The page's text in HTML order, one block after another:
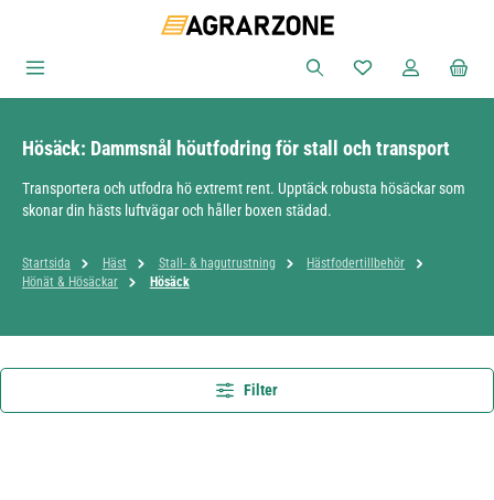
Du har 0 objekt i
Hösäck: Dammsnål höutfodring för stall och transport
Transportera och utfodra hö extremt rent. Upptäck robusta hösäckar som
skonar din hästs luftvägar och håller boxen städad.
Startsida Häst Stall- & hagutrustning
Hästfodertillbehör
Hönät & Hösäckar
Hösäck
Filter